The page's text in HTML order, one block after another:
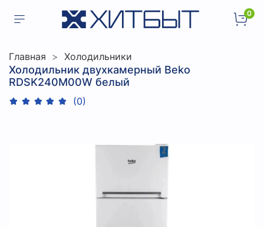
0
Главная Холодильники
Холодильник двухкамерный Beko
RDSK240M00W белый
(0)